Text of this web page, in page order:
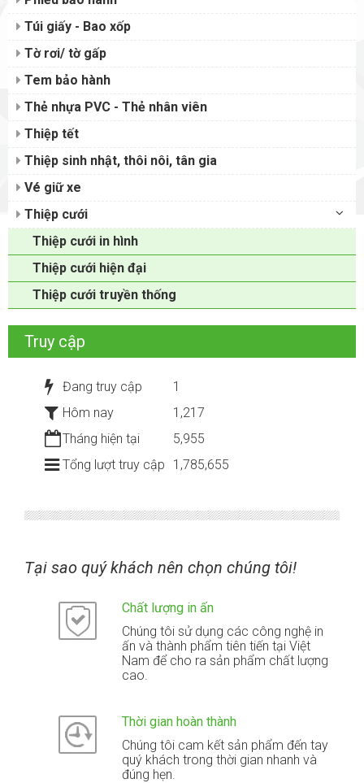
Túi giấy - Bao xốp
Tờ rơi/ tờ gấp
Tem bảo hành
Thẻ nhựa PVC - Thẻ nhân viên
Thiệp tết
Thiệp sinh nhật, thôi nôi, tân gia
Vé giữ xe
Thiệp cưới
Thiệp cưới in hình
Thiệp cưới hiện đại
Thiệp cưới truyền thống
Truy cập
Đang truy cập
1
Hôm nay
1,217
Tháng hiện tại
5,955
Tổng lượt truy cập
1,785,655
Tại sao quý khách nên chọn chúng tôi!
Chất lượng in ấn
Chúng tôi sử dụng các công nghệ in
ấn và thành phẩm tiên tiến tại Việt
Nam để cho ra sản phẩm chất lượng
cao.
Thời gian hoàn thành
Chúng tôi cam kết sản phẩm đến tay
quý khách trong thời gian nhanh và
đúng hẹn.